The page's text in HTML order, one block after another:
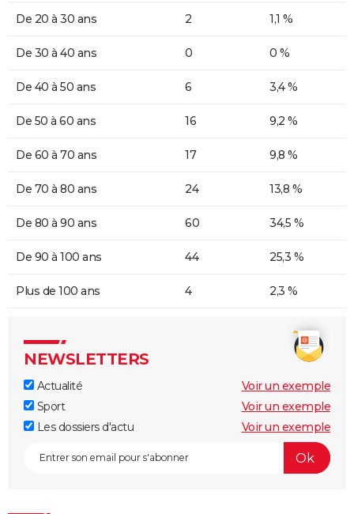
De 20 à 30 ans 2 1,1 %
De 30 à 40 ans 0 0 %
De 40 à 50 ans 6 3,4 %
De 50 à 60 ans 16 9,2 %
De 60 à 70 ans 17 9,8 %
De 70 à 80 ans 24 13,8 %
De 80 à 90 ans 60 34,5 %
De 90 à 100 ans 44 25,3 %
Plus de 100 ans 4 2,3 %
NEWSLETTERS
Actualité
Voir un exemple
Sport
Voir un exemple
Les dossiers d'actu
Voir un exemple